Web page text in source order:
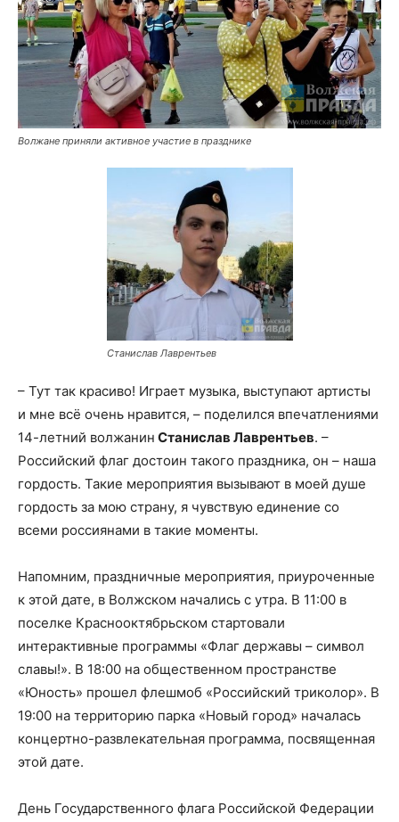
Волжане приняли активное участие в празднике
Станислав Лаврентьев
– Тут так красиво! Играет музыка, выступают артисты
и мне всё очень нравится, – поделился впечатлениями
14-летний волжанин Станислав Лаврентьев. –
Российский флаг достоин такого праздника, он – наша
гордость. Такие мероприятия вызывают в моей душе
гордость за мою страну, я чувствую единение со
всеми россиянами в такие моменты.
Напомним, праздничные мероприятия, приуроченные
к этой дате, в Волжском начались с утра. В 11:00 в
поселке Краснооктябрьском стартовали
интерактивные программы «Флаг державы – символ
славы!». В 18:00 на общественном пространстве
«Юность» прошел флешмоб «Российский триколор». В
19:00 на территорию парка «Новый город» началась
концертно-развлекательная программа, посвященная
этой дате.
День Государственного флага Российской Федерации